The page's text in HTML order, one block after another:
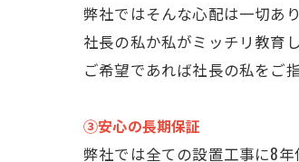
弊社ではそんな心配は一切あ
社長の私か私がミッチリ教育
ご希望であれば社長の私をご
③安心の長期保証
弊社では全ての設置工事に8年